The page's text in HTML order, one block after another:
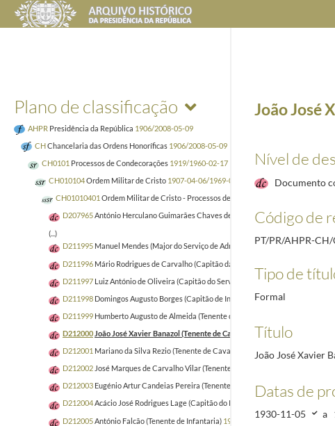
Plano de classificação
AHPR Presidência da República 1906/2008-05-09
CHChancelaria das Ordens Honoríficas 1906/2008-05-09
CH0101 Processos de Condecorações 1919/1960-02-17
CH010104Ordem Militar de Cristo 1907-04-06/1969-03-31
CH01010401 Ordem Militar de Cristo - Processos de Nacionais
D207965António Herculano Guimarães Chaves de Carvalho (Engenheiro;
(...)
D211995 Manuel Mendes (Major do Serviço de Administração Militar) 1931-03-
D211996 Mário Rodrigues de Carvalho (Capitão da Administração Militar)
D211997 Luiz António de Oliveira (Capitão do Serviço de Administração Militar,
D211998 Domingos Augusto Borges (Capitão de Infantaria. Ex-Governador Civil
D211999 Humberto Augusto de Almeida (Tenente de Infantaria)
D212000 João José Xavier Banazol (Tenente de Cavalaria)
1930-11-05/1931-10-01
D212001 Mariano da Silva Rezio (Tenente de Cavalaria)
1931-01-03/1931-08-13
D212002 José Marques de Carvalho Vilar (Tenente de Cavalaria)
D212003 Eugénio Artur Candeias Pereira (Tenente picador)1930-11-10/1933-09-
D212004Acácio José Rodrigues Lage (Capitão do Regimento de Cavalaria da
D212005António Falcão (Tenente de Infantaria) 1931-02-10/1931-10-01
João José
Nível de
Documento
Código de
PT/PR/AHPR-
Tipo de
Formal
Título
João José Xavier
Datas de
1930-11-05 a